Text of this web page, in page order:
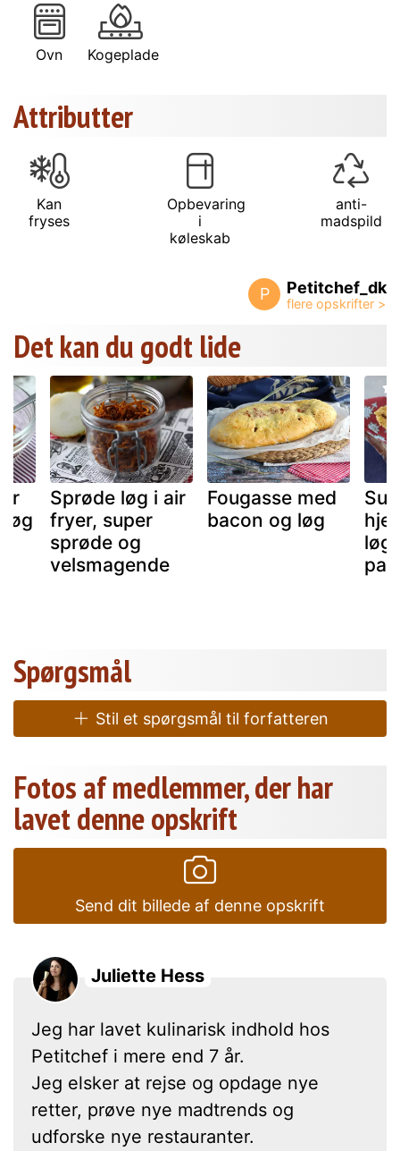
Ovn Kogeplade
Attributter
Kan
fryses
Opbevaring
i
køleskab
anti-
madspild
P Petitchef_dk
Det kan du godt lide
løg
Sprøde løg i air
fryer, super
sprøde og
velsmagende
Fougasse med
bacon og løg
Spørgsmål
Stil et spørgsmål til forfatteren
Fotos af medlemmer, der har
lavet denne opskrift
Send dit billede af denne opskrift
Juliette Hess
Jeg har lavet kulinarisk indhold hos
Petitchef i mere end 7 år.
Jeg elsker at rejse og opdage nye
retter, prøve nye madtrends og
udforske nye restauranter.